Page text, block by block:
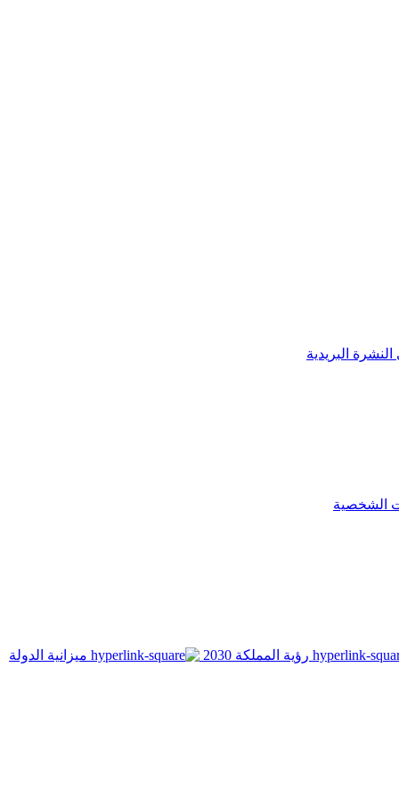
البريدية
الشخصية
رؤية المملكة 2030 ميزانية الدولة